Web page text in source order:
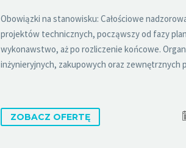
Obowiązki na stanowisku: Całościowe
projektów technicznych, począwszy od fazy
wykonawstwo, aż po rozliczenie końcowe.
inżynieryjnych, zakupowych oraz zewnętrznych
ZOBACZ OFERTĘ